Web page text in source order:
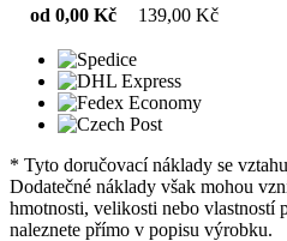
od 0,00 Kč
139,00 Kč
* Tyto doručovací náklady se
Dodatečné náklady však mohou
hmotnosti, velikosti nebo vlastností
naleznete přímo v popisu výrobku.